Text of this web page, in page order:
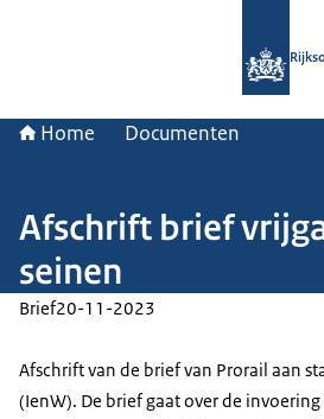
Home Documenten
Afschrift brief
seinen
Brief20-11-2023
Afschrift van de brief van Prorail aan
(IenW). De brief gaat over de